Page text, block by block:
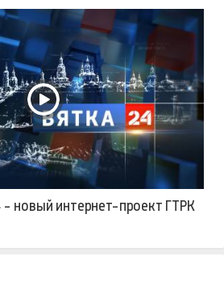
новый интернет-проект ГТРК